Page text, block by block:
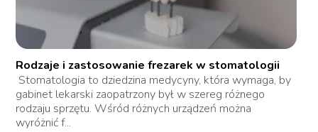
Rodzaje i zastosowanie frezarek w stomatologii
Stomatologia to dziedzina medycyny, która wymaga, by
gabinet lekarski zaopatrzony był w szereg różnego
rodzaju sprzętu. Wśród różnych urządzeń można
wyróżnić f...